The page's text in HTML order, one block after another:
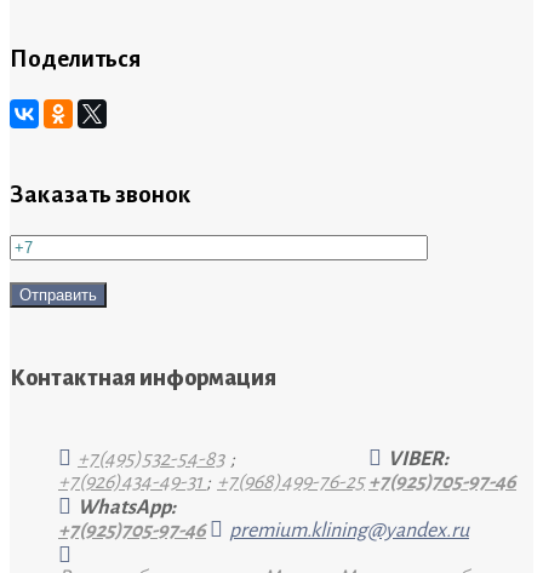
Поделиться
Заказать звонок
Контактная информация
+7(495)532-54-83 ;
+7(926)434-49-31 ; +7(968)499-76-25
VIBER:
+7(925)705-97-46
WhatsApp:
+7(925)705-97-46
premium.klining@yandex.ru